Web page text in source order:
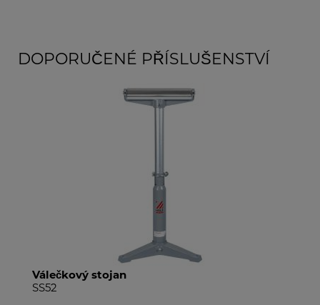
DOPORUČENÉ PŘÍSLUŠENSTVÍ
Válečkový stojan
SS52